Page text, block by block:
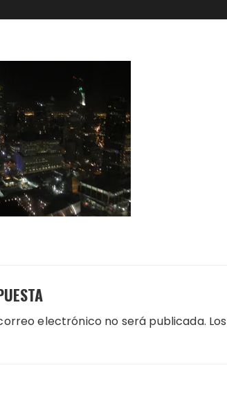
electrónico no será publicada.